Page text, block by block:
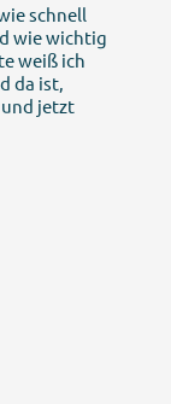
schnell
wie wichtig
weiß ich
da ist,
jetzt